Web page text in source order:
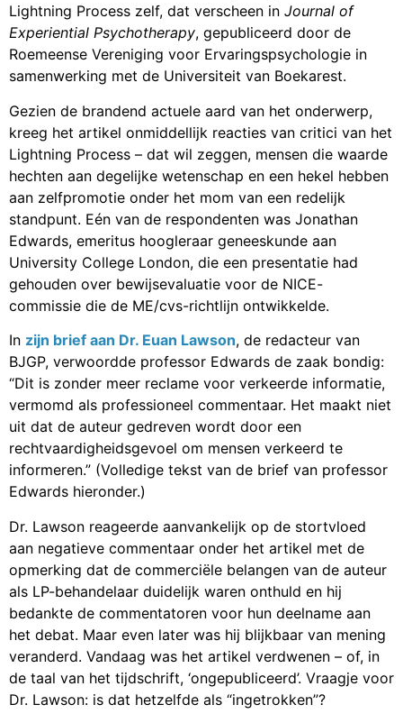
Lightning Process zelf, dat verscheen in Journal of
Experiential Psychotherapy, gepubliceerd door de
Roemeense Vereniging voor Ervaringspsychologie in
samenwerking met de Universiteit van Boekarest.
Gezien de brandend actuele aard van het onderwerp,
kreeg het artikel onmiddellijk reacties van critici van het
Lightning Process – dat wil zeggen, mensen die waarde
hechten aan degelijke wetenschap en een hekel hebben
aan zelfpromotie onder het mom van een redelijk
standpunt. Eén van de respondenten was Jonathan
Edwards, emeritus hoogleraar geneeskunde aan
University College London, die een presentatie had
gehouden over bewijsevaluatie voor de NICE-
commissie die de ME/cvs-richtlijn ontwikkelde.
In zijn brief aan Dr. Euan Lawson, de redacteur van
BJGP, verwoordde professor Edwards de zaak bondig:
“Dit is zonder meer reclame voor verkeerde informatie,
vermomd als professioneel commentaar. Het maakt niet
uit dat de auteur gedreven wordt door een
rechtvaardigheidsgevoel om mensen verkeerd te
informeren.” (Volledige tekst van de brief van professor
Edwards hieronder.)
Dr. Lawson reageerde aanvankelijk op de stortvloed
aan negatieve commentaar onder het artikel met de
opmerking dat de commerciële belangen van de auteur
als LP-behandelaar duidelijk waren onthuld en hij
bedankte de commentatoren voor hun deelname aan
het debat. Maar even later was hij blijkbaar van mening
veranderd. Vandaag was het artikel verdwenen – of, in
de taal van het tijdschrift, ‘ongepubliceerd’. Vraagje voor
Dr. Lawson: is dat hetzelfde als “ingetrokken”?